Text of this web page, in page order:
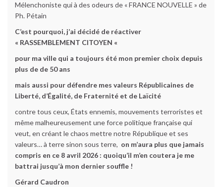
Mélenchoniste qui à des odeurs de « FRANCE NOUVELLE » de
Ph. Pétain
C’est pourquoi, j’ai décidé de réactiver
« RASSEMBLEMENT CITOYEN «
pour ma ville qui a toujours été mon premier choix depuis
plus de de 50 ans
mais aussi pour défendre mes valeurs Républicaines de
Liberté, d’Égalité, de Fraternité et de Laïcité
contre tous ceux, États ennemis, mouvements terroristes et
même malheureusement une force politique française qui
veut, en créant le chaos mettre notre République et ses
valeurs… à terre sinon sous terre, on m’aura plus que jamais
compris en ce 8 avril 2026 : quoiqu’il m’en coutera je me
battrai jusqu’à mon dernier souffle !
Gérard Caudron